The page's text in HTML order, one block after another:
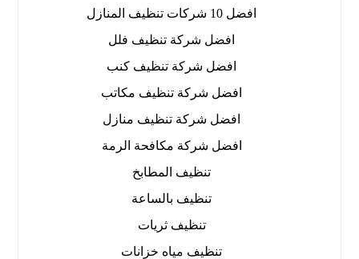
افضل 10 شركات تنظيف المنازل
افضل شركة تنظيف فلل
افضل شركة تنظيف كنب
افضل شركة تنظيف مكاتب
افضل شركة تنظيف منازل
افضل شركة مكافحة الرمة
تنظيف المطابخ
تنظيف بالساعة
تنظيف ثريات
تنظيف مياه خزانات